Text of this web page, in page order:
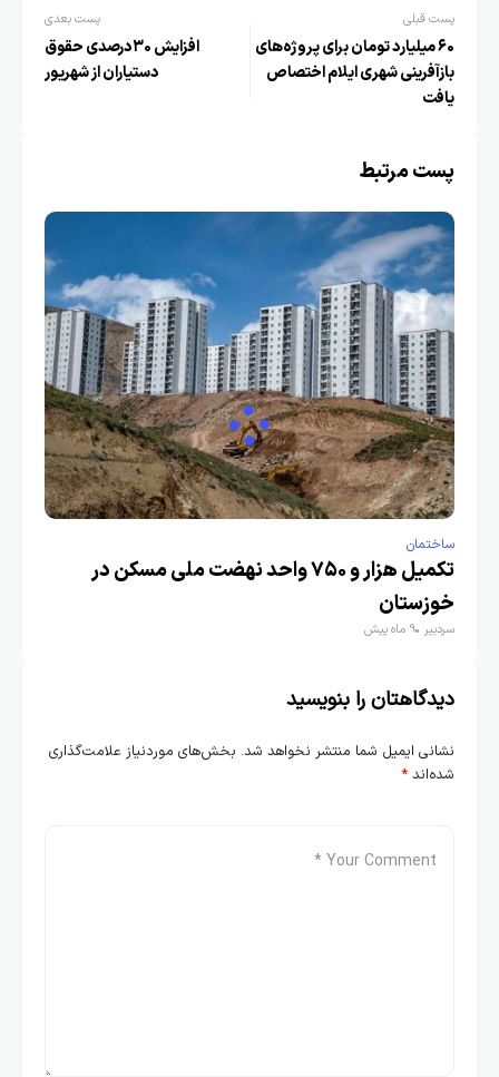
پست قبلی
۶۰ میلیارد تومان برای پروژه‌های
بازآفرینی شهری ایلام اختصاص
یافت
پست بعدی
افزایش ۳۰درصدی حقوق
دستیاران از شهریور
پست مرتبط
ساختمان
تکمیل هزار و ۷۵۰ واحد نهضت ملی مسکن در
خوزستان
سردبیر 9 ماه پیش
دیدگاهتان را بنویسید
نشانی ایمیل شما منتشر نخواهد شد. بخش‌های موردنیاز علامت‌گذاری
شده‌اند *